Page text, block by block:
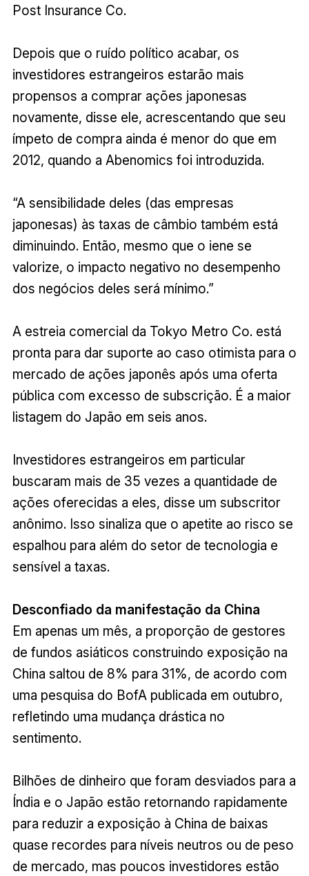
Post Insurance Co.
Depois que o ruído político acabar, os
investidores estrangeiros estarão mais
propensos a comprar ações japonesas
novamente, disse ele, acrescentando que seu
ímpeto de compra ainda é menor do que em
2012, quando a Abenomics foi introduzida.
“A sensibilidade deles (das empresas
japonesas) às taxas de câmbio também está
diminuindo. Então, mesmo que o iene se
valorize, o impacto negativo no desempenho
dos negócios deles será mínimo.”
A estreia comercial da Tokyo Metro Co. está
pronta para dar suporte ao caso otimista para o
mercado de ações japonês após uma oferta
pública com excesso de subscrição. É a maior
listagem do Japão em seis anos.
Investidores estrangeiros em particular
buscaram mais de 35 vezes a quantidade de
ações oferecidas a eles, disse um subscritor
anônimo. Isso sinaliza que o apetite ao risco se
espalhou para além do setor de tecnologia e
sensível a taxas.
Desconfiado da manifestação da China
Em apenas um mês, a proporção de gestores
de fundos asiáticos construindo exposição na
China saltou de 8% para 31%, de acordo com
uma pesquisa do BofA publicada em outubro,
refletindo uma mudança drástica no
sentimento.
Bilhões de dinheiro que foram desviados para a
Índia e o Japão estão retornando rapidamente
para reduzir a exposição à China de baixas
quase recordes para níveis neutros ou de peso
de mercado, mas poucos investidores estão